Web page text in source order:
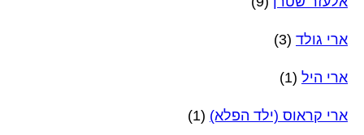
ארי גולד (3)
ארי היל (1)
ארי קראוס (ילד הפלא) (1)